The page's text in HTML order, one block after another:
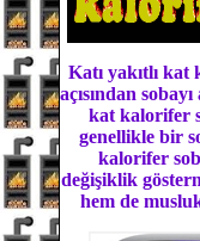
Katı yakıtlı
açısından
kat kalorifer
genellikle bir
kalorifer
değişiklik
hem de